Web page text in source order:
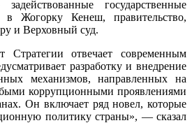
государственные
Жогорку Кенеш, правительство,
и Верховный суд.
Стратегии отвечает современным
разработку и внедрение
механизмов, направленных на
коррупционными проявлениями
Он включает ряд новел, которые
политику страны», — сказал